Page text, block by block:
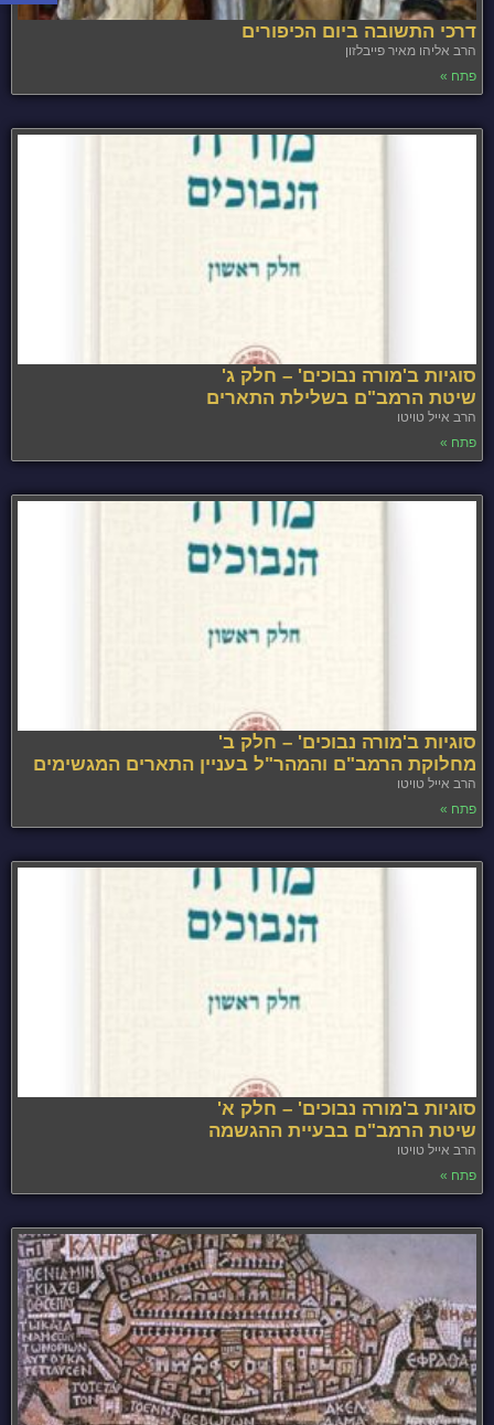
דרכי התשובה ביום הכיפורים
הרב אליהו מאיר פייבלזון
פתח »
סוגיות ב'מורה נבוכים' – חלק ג'
שיטת הרמב"ם בשלילת התארים
הרב אייל טויטו
פתח »
סוגיות ב'מורה נבוכים' – חלק ב'
מחלוקת הרמב"ם והמהר"ל בעניין התארים המגשימים
הרב אייל טויטו
פתח »
סוגיות ב'מורה נבוכים' – חלק א'
שיטת הרמב"ם בבעיית ההגשמה
הרב אייל טויטו
פתח »